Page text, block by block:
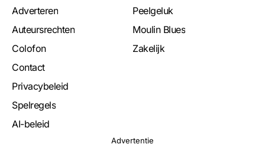
Adverteren
Auteursrechten
Colofon
Contact
Privacybeleid
Spelregels
AI-beleid
Peelgeluk
Moulin Blues
Zakelijk
Advertentie